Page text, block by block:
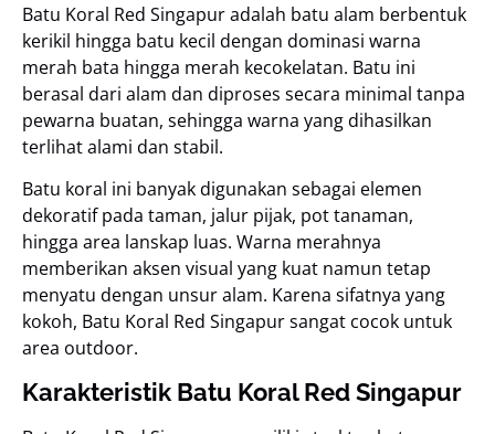
Batu Koral Red Singapur adalah batu alam berbentuk
kerikil hingga batu kecil dengan dominasi warna
merah bata hingga merah kecokelatan. Batu ini
berasal dari alam dan diproses secara minimal tanpa
pewarna buatan, sehingga warna yang dihasilkan
terlihat alami dan stabil.
Batu koral ini banyak digunakan sebagai elemen
dekoratif pada taman, jalur pijak, pot tanaman,
hingga area lanskap luas. Warna merahnya
memberikan aksen visual yang kuat namun tetap
menyatu dengan unsur alam. Karena sifatnya yang
kokoh, Batu Koral Red Singapur sangat cocok untuk
area outdoor.
Karakteristik Batu Koral Red Singapur